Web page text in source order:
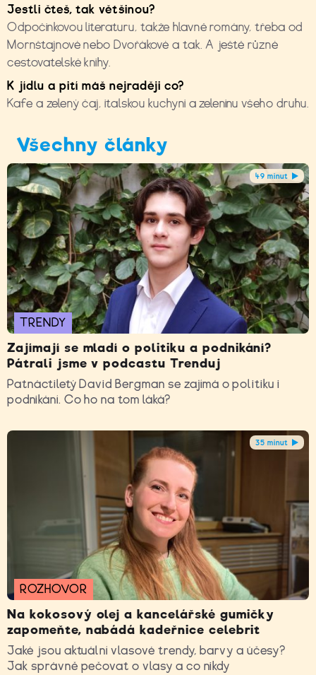
Jestli čteš, tak většinou?
Odpočinkovou literaturu, takže hlavně romány, třeba od
Mornštajnové nebo Dvořákové a tak. A ještě různé
cestovatelské knihy.
K jídlu a pití máš nejraději co?
Kafe a zelený čaj, italskou kuchyni a zeleninu všeho druhu.
Všechny články
49 minut
TRENDY
Zajímají se mladí o politiku a podnikání?
Pátrali jsme v podcastu Trenduj
Patnáctiletý David Bergman se zajímá o politiku i
podnikání. Co ho na tom láká?
35 minut
ROZHOVOR
Na kokosový olej a kancelářské gumičky
zapomeňte, nabádá kadeřnice celebrit
Jaké jsou aktuální vlasové trendy, barvy a účesy?
Jak správně pečovat o vlasy a co nikdy